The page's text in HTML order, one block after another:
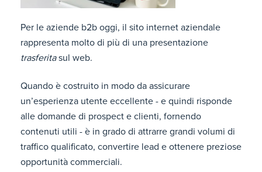
Per le aziende b2b oggi, il sito internet aziendale
rappresenta molto di più di una presentazione
trasferitasul web.
Quando è costruito in modo da assicurare
un’esperienza utente eccellente - e quindi risponde
alle domande di prospect e clienti, fornendo
contenuti utili - è in grado di attrarre grandi volumi di
traffico qualificato, convertire lead e ottenere preziose
opportunità commerciali.